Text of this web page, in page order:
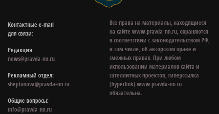
Контактные e‑mail
для связи:
Редакция:
news@pravda-nn.ru
Рекламный отдел:
sheptunova@pravda-nn.ru
Общие вопросы:
info@pravda-nn.ru
Все права на материалы, находящиеся
на сайте www.pravda-nn.ru, охраняются
в соответствии с законодательством РФ,
в том числе, об авторском праве и
смежных правах. При любом
использовании материалов сайта и
сателлитных проектов, гиперссылка
(hyperlink) www.pravda-nn.ru
обязательна.